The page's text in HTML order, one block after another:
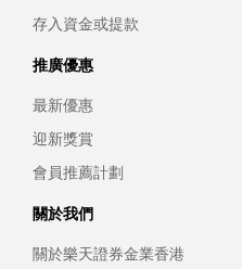
存入資金或提款
推廣優惠
最新優惠
迎新獎賞
會員推薦計劃
關於我們
關於樂天證券金業香港